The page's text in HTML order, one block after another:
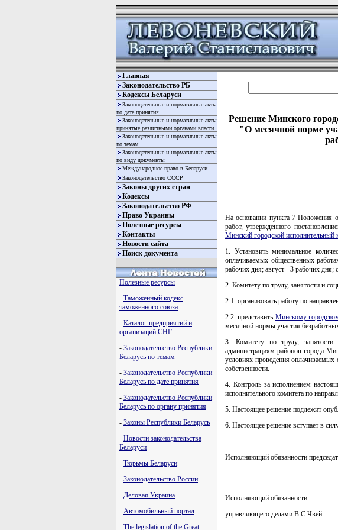
Главная
Законодательство РБ
Кодексы Беларуси
Законодательные и нормативные акты
по дате принятия
Законодательные и нормативные акты
принятые различными органами власти
Законодательные и нормативные акты
по темам
Законодательные и нормативные акты
по виду документы
Международное право в Беларуси
Законодательство СССР
Законы других стран
Кодексы
Законодательство РФ
Право Украины
Полезные ресурсы
Контакты
Новости сайта
Поиск документа
Полезные ресурсы
- Таможенный кодекс
таможенного союза
- Каталог предприятий и
организаций СНГ
- Законодательство Республики
Беларусь по темам
- Законодательство Республики
Беларусь по дате принятия
- Законодательство Республики
Беларусь по органу принятия
- Законы Республики Беларусь
- Новости законодательства
Беларуси
- Тюрьмы Беларуси
- Законодательство России
- Деловая Украина
- Автомобильный портал
- The legislation of the Great
Решение Минского
"О месячной норме
На основании пункта 7 Положения
работ, утвержденного
Минский городской исполнительный
1. Установить минимальное
оплачиваемых общественных
рабочих дня; август - 3 рабочих дня;
2. Комитету по труду, занятости и
2.1. организовать работу по
2.2. представить Минскому
месячной нормы участия
3. Комитету по труду, занятости
администрациям районов города
условиях проведения
собственности.
4. Контроль за исполнением
исполнительного комитета по
5. Настоящее решение подлежит
6. Настоящее решение вступает в
Исполняющий обязанности
Исполняющий обязанности
управляющего делами В.С.Чвей